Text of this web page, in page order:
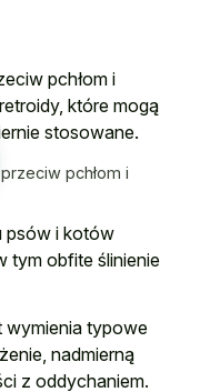
pchłom i
które mogą
stosowane.
pchłom i
psów i kotów
tym obfite ślinienie
wymienia typowe
nadmierną
z oddychaniem.